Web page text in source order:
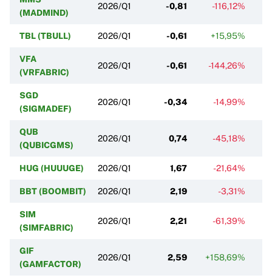
(MADMIND)
2026/Q1 -0,81 -116,12%
TBL (TBULL) 2026/Q1 -0,61 +15,95%
VFA
(VRFABRIC)
2026/Q1 -0,61 -144,26%
SGD
(SIGMADEF)
2026/Q1 -0,34 -14,99%
QUB
(QUBICGMS)
2026/Q1 0,74 -45,18%
HUG (HUUUGE) 2026/Q1 1,67 -21,64%
BBT (BOOMBIT) 2026/Q1 2,19 -3,31%
SIM
(SIMFABRIC)
2026/Q1 2,21 -61,39%
GIF
(GAMFACTOR)
2026/Q1 2,59 +158,69%